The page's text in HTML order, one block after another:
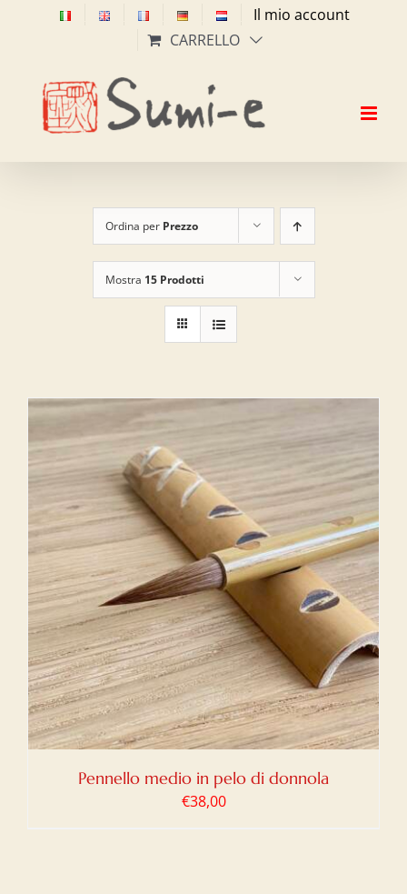
Il mio account
CARRELLO
Ordina per Prezzo
Mostra 15 Prodotti
Pennello medio in pelo di donnola
€38,00